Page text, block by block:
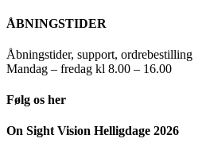
ÅBNINGSTIDER
Åbningstider, support, ordrebestilling
Mandag – fredag kl 8.00 – 16.00
Følg os her
On Sight Vision Helligdage 2026